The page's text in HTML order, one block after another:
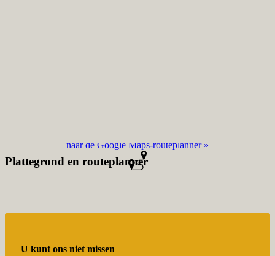
Plattegrond en routeplanner
naar de Google Maps-routeplanner »
U kunt ons niet missen